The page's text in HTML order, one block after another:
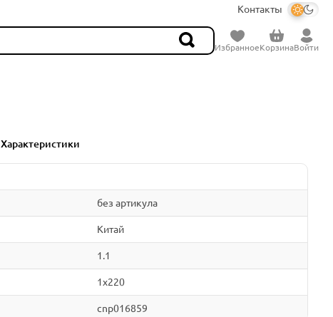
Контакты
ИзбранноеКорзинаВойти
Характеристики
без артикула
Китай
1.1
1x220
cnp016859